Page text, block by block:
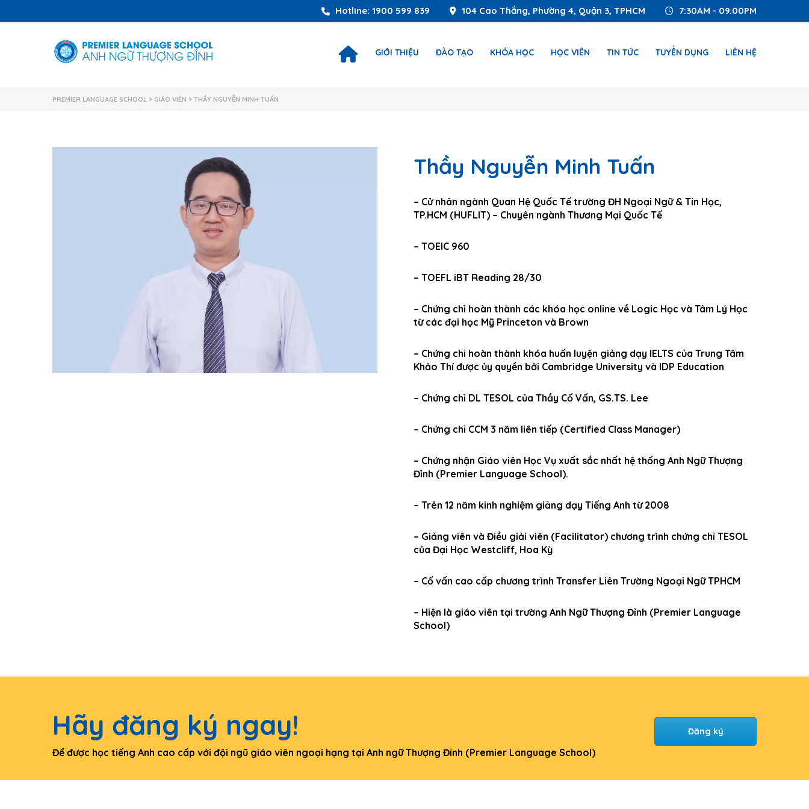
7:30AM - 09.00PM
104 Cao Thắng, Phường 4, Quận 3, TPHCM
Hotline: 1900 599 839
GIỚI THIỆU ĐÀO TẠO KHÓA HỌC HỌC VIÊN TIN TỨC TUYỂN DỤNG LIÊN HỆ
PREMIER LANGUAGE SCHOOL > GIÁO VIÊN > THẦY NGUYỄN MINH TUẤN
Thầy Nguyễn Minh Tuấn
– Cử nhân ngành Quan Hệ Quốc Tế trường ĐH Ngoại Ngữ & Tin Học,
TP.HCM (HUFLIT) – Chuyên ngành Thương Mại Quốc Tế
– TOEIC 960
– TOEFL iBT Reading 28/30
– Chứng chỉ hoàn thành các khóa học online về Logic Học và Tâm Lý Học
từ các đại học Mỹ Princeton và Brown
– Chứng chỉ hoàn thành khóa huấn luyện giảng dạy IELTS của Trung Tâm
Khảo Thí được ủy quyền bởi Cambridge University và IDP Education
– Chứng chỉ DL TESOL của Thầy Cố Vấn, GS.TS. Lee
– Chứng chỉ CCM 3 năm liên tiếp (Certified Class Manager)
– Chứng nhận Giáo viên Học Vụ xuất sắc nhất hệ thống Anh Ngữ Thượng
Đỉnh (Premier Language School).
– Trên 12 năm kinh nghiệm giảng dạy Tiếng Anh từ 2008
– Giảng viên và Điều giải viên (Facilitator) chương trình chứng chỉ TESOL
của Đại Học Westcliff, Hoa Kỳ
– Cố vấn cao cấp chương trình Transfer Liên Trường Ngoại Ngữ TPHCM
– Hiện là giáo viên tại trường Anh Ngữ Thượng Đỉnh (Premier Language
School)
Hãy đăng ký ngay!
Để được học tiếng Anh cao cấp với đội ngũ giáo viên ngoại hạng tại Anh ngữ Thượng Đỉnh (Premier Language School)
Đăng ký